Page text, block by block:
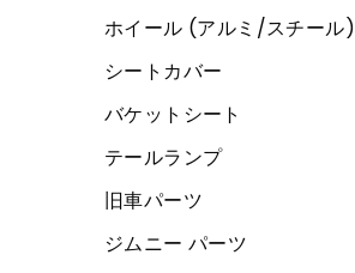
>
ホイール (アルミ/スチール)
シートカバー
バケットシート
テールランプ
旧車パーツ
ジムニー パーツ